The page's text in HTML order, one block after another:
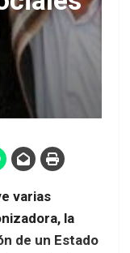
varias
la
de un Estado